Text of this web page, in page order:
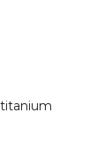
titanium